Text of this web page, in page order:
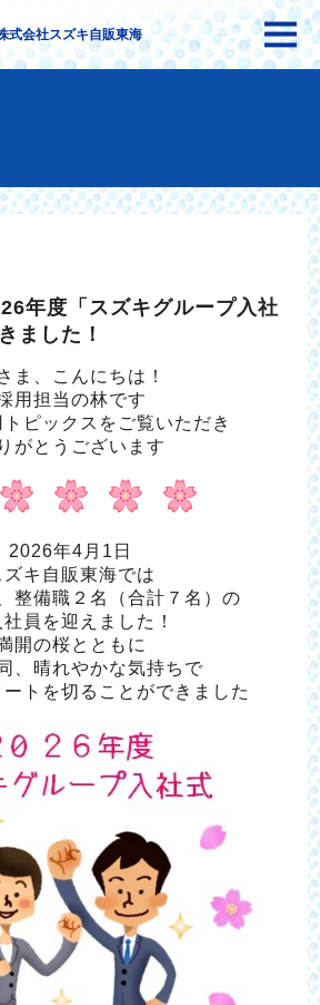
式会社スズキ自販東海
年度「スズキグループ入社
ました！
ま、こんにちは！
用担当の林です
ピックスをご覧いただき
がとうございます
2026年4月1日
ズキ自販東海では
整備職２名（合計７名）の
社員を迎えました！
開の桜とともに
、晴れやかな気持ちで
トを切ることができました